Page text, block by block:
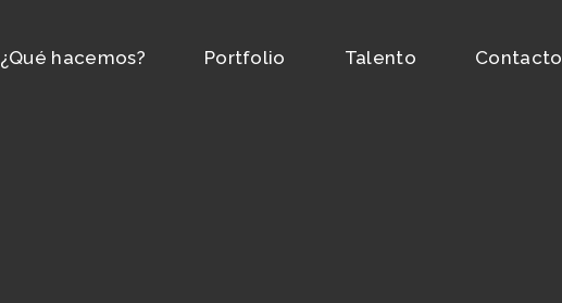
¿Qué hacemos? Portfolio Talento Contacto